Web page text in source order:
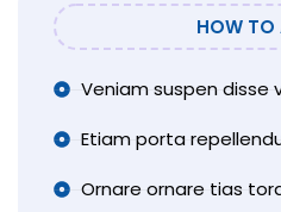
HOW TO
Veniam suspen disse
Etiam porta
Ornare ornare tias